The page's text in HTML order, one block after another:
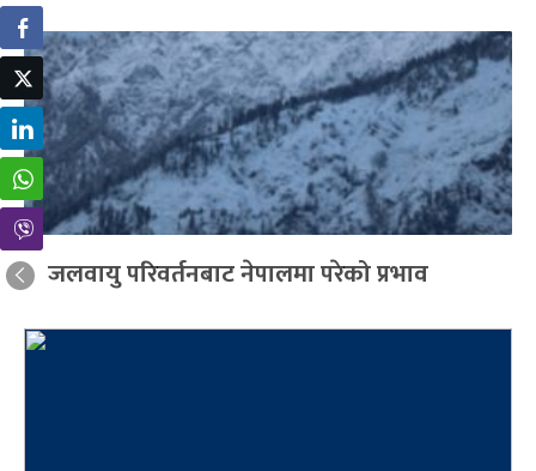
जलवायु परिवर्तनबाट नेपालमा परेको प्रभाव